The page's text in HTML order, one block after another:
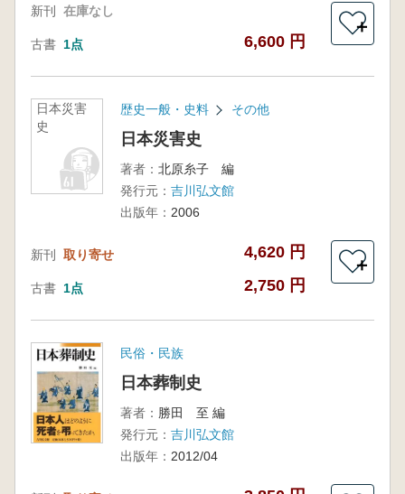
新刊 在庫なし
古書 1点 6,600 円
＋
日本災害
史
歴史一般・史料 その他
日本災害史
著者： 北原糸子 編
発行元： 吉川弘文館
出版年： 2006
新刊 取り寄せ 4,620 円
古書 1点 2,750 円
＋
民俗・民族
日本葬制史
著者： 勝田 至 編
発行元： 吉川弘文館
出版年： 2012/04